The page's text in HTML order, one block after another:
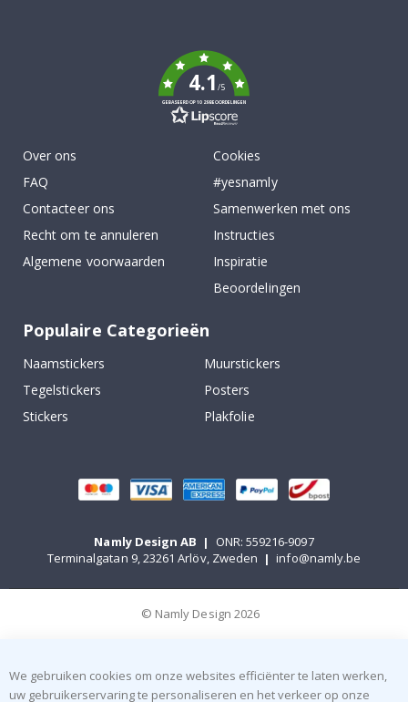
4.1/5
GEBASEERD OP 1029 BEOORDELINGEN
Over ons
FAQ
Contacteer ons
Recht om te annuleren
Algemene voorwaarden
Cookies
#yesnamly
Samenwerken met ons
Instructies
Inspiratie
Beoordelingen
Populaire Categorieën
Naamstickers
Muurstickers
Tegelstickers
Posters
Stickers
Plakfolie
Namly Design AB |
ONR: 559216-9097
Terminalgatan 9, 23261 Arlöv, Zweden | info@namly.be
© Namly Design 2026
We gebruiken cookies om onze websites efficiënter te laten werken,
uw gebruikerservaring te personaliseren en het verkeer op onze